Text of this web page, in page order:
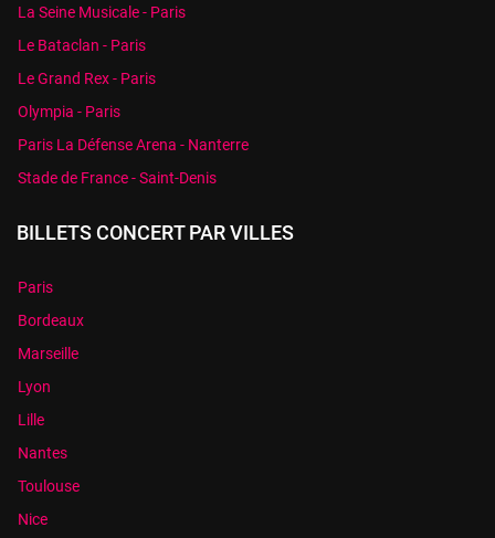
La Seine Musicale - Paris
Le Bataclan - Paris
Le Grand Rex - Paris
Olympia - Paris
Paris La Défense Arena - Nanterre
Stade de France - Saint-Denis
BILLETS CONCERT PAR VILLES
Paris
Bordeaux
Marseille
Lyon
Lille
Nantes
Toulouse
Nice